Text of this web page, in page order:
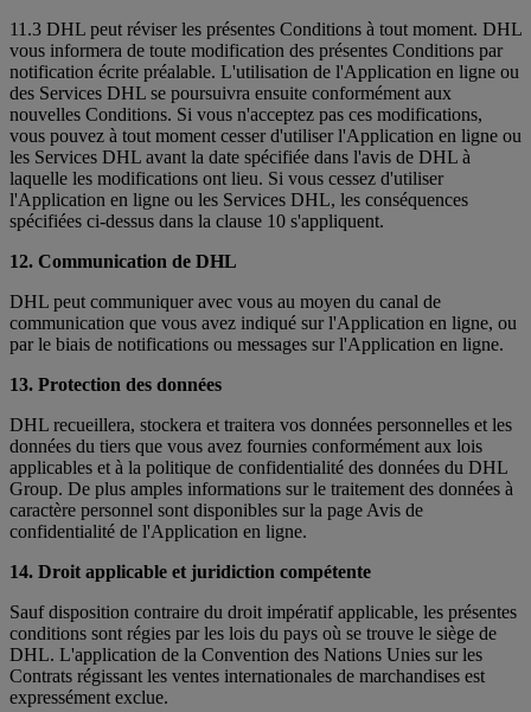
11.3 DHL peut réviser les présentes Conditions à tout moment. DHL
vous informera de toute modification des présentes Conditions par
notification écrite préalable. L'utilisation de l'Application en ligne ou
des Services DHL se poursuivra ensuite conformément aux
nouvelles Conditions. Si vous n'acceptez pas ces modifications,
vous pouvez à tout moment cesser d'utiliser l'Application en ligne ou
les Services DHL avant la date spécifiée dans l'avis de DHL à
laquelle les modifications ont lieu. Si vous cessez d'utiliser
l'Application en ligne ou les Services DHL, les conséquences
spécifiées ci-dessus dans la clause 10 s'appliquent.
12. Communication de DHL
DHL peut communiquer avec vous au moyen du canal de
communication que vous avez indiqué sur l'Application en ligne, ou
par le biais de notifications ou messages sur l'Application en ligne.
13. Protection des données
DHL recueillera, stockera et traitera vos données personnelles et les
données du tiers que vous avez fournies conformément aux lois
applicables et à la politique de confidentialité des données du DHL
Group. De plus amples informations sur le traitement des données à
caractère personnel sont disponibles sur la page Avis de
confidentialité de l'Application en ligne.
14. Droit applicable et juridiction compétente
Sauf disposition contraire du droit impératif applicable, les présentes
conditions sont régies par les lois du pays où se trouve le siège de
DHL. L'application de la Convention des Nations Unies sur les
Contrats régissant les ventes internationales de marchandises est
expressément exclue.